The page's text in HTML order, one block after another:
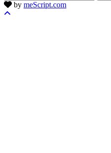
by meScript.com